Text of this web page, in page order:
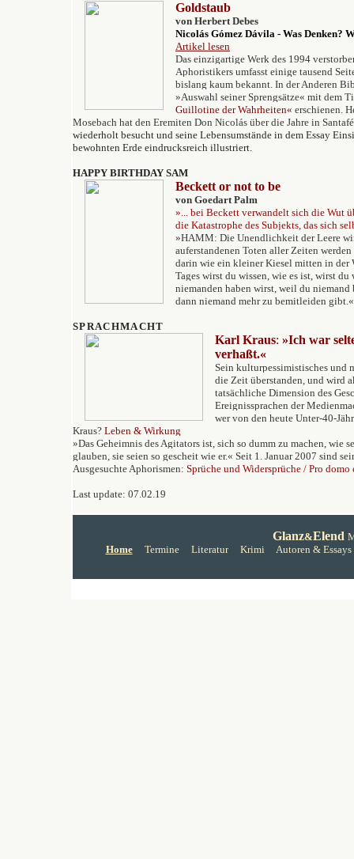
Goldstaub
von Herbert Debes
Nicolás Gómez Dávila - Was Denken?
Artikel lesen
Das einzigartige Werk des 1994
Aphoristikers umfasst einige tausend
bislang kaum bekannt. In der Anderen
»Auswahl seinerSprengsätze« mit dem
Guillotine der Wahrheiten« erschienen.
Mosebach hat den Eremiten Don Nicolás über die Jahre in
wiederholt besucht und seine Lebensumstände in dem Essay
bewohnten Erde eindrucksreich illustriert.
HAPPY BIRTHDAY SAM
Beckett or not to be
von Goedart Palm
»... bei Beckett verwandelt sich die Wut
die Katastrophe des Subjekts, das sich
»HAMM: Die Unendlichkeit der Leere
auferstandenen Toten aller Zeiten
darin wie ein kleiner Kiesel mitten in der
Tages wirst du wissen, wie es ist, wirst du
niemanden haben wirst, weil du
dann niemand mehr zu bemitleiden gibt.«
SPRACHMACHT
Karl Kraus: »Ich war
verhaßt.«
Sein kulturpessimistisches und
die Zeit überstanden, und wird
tatsächliche Dimension des
Ereignissprachen der
wer von den heute Unter-40-
Kraus? Leben & Wirkung
»Das Geheimnis des Agitators ist, sich so dumm zu machen, wie
glauben, sie seien so gescheit wie er.« Seit 1. Januar 2007 sind
Ausgesuchte Aphorismen: Sprüche und Widersprüche / Pro domo
Last update: 07.02.19
Glanz&Elend
Home
Termine Literatur Krimi Autoren & Essays